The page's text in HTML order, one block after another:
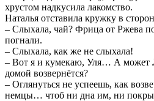
хрустом надкусила лакомство.
Наталья отставила кружку в
– Слыхала, чай? Фрица от Ржева
погнали.
– Слыхала, как же не слыхала!
– Вот я и кумекаю, Уля… А может
домой возвернётся?
– Оглянуться не успеешь, как
немцы… чтоб ни дна им, ни